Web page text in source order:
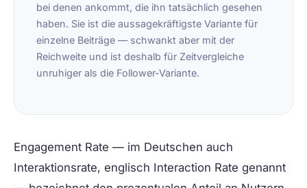
bei denen ankommt, die ihn tatsächlich gesehen
haben. Sie ist die aussagekräftigste Variante für
einzelne Beiträge — schwankt aber mit der
Reichweite und ist deshalb für Zeitvergleiche
unruhiger als die Follower-Variante.
Engagement Rate — im Deutschen auch
Interaktionsrate, englisch Interaction Rate genannt